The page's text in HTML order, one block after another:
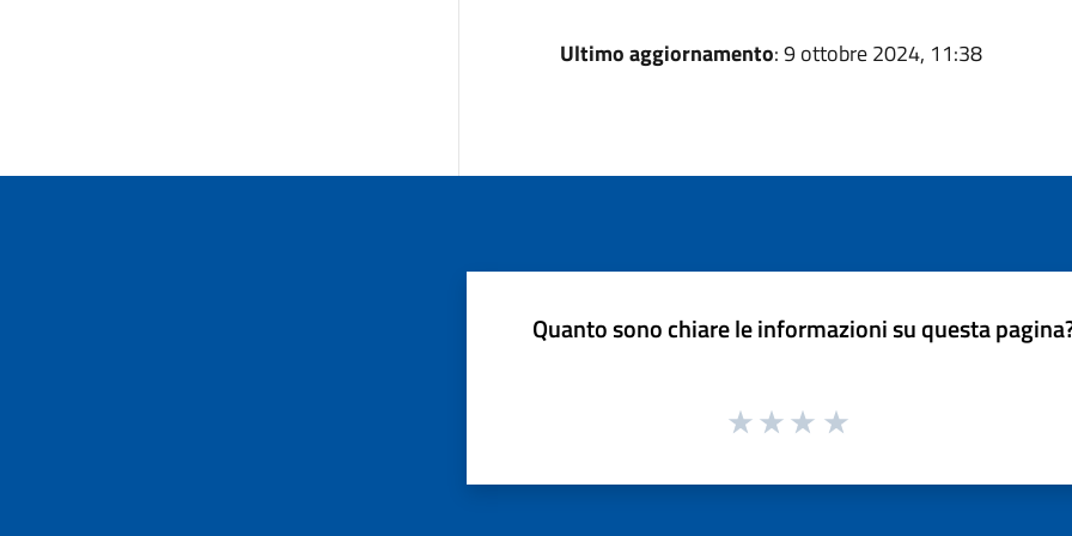
Ultimo aggiornamento: 9 ottobre 2024, 11:38
Quanto sono chiare le informazioni su questa